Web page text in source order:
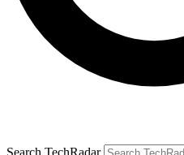
Search TechRadar